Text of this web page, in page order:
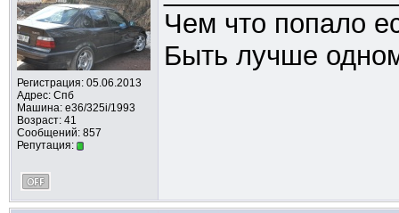
Регистрация: 05.06.2013
Адрес: Спб
Машина: e36/325i/1993
Возраст: 41
Сообщений: 857
Репутация:
Чем что попало
Быть лучше